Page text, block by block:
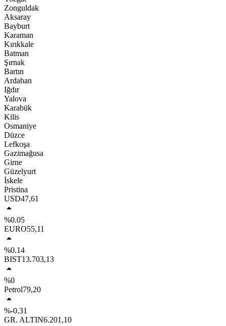
Zonguldak
Aksaray
Bayburt
Karaman
Kırıkkale
Batman
Şırnak
Bartın
Ardahan
Iğdır
Yalova
Karabük
Kilis
Osmaniye
Düzce
Lefkoşa
Gazimağusa
Girne
Güzelyurt
İskele
Pristina
USD47,61
%0.05
EURO55,11
%0.14
BIST13.703,13
%0
Petrol79,20
%-0.31
GR. ALTIN6.201,10